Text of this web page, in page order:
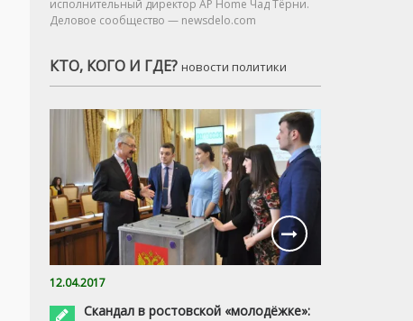
исполнительный директор AP Home Чад Тёрни.
Деловое сообщество — newsdelo.com
КТО, КОГО И ГДЕ? новости политики
12.04.2017
Скандал в ростовской «молодёжке»: